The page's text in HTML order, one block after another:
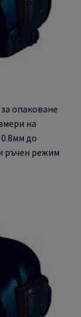
опаковане
на
до
ръчен режим